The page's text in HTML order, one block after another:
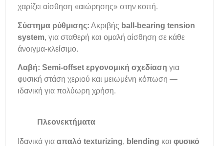
χαρίζει αίσθηση «αιώρησης» στην κοπή.
Σύστημα ρύθμισης: Ακριβής ball-bearing tension
system, για σταθερή και ομαλή αίσθηση σε κάθε
άνοιγμα-κλείσιμο.
Λαβή: Semi-offset εργονομική σχεδίαση για
φυσική στάση χεριού και μειωμένη κόπωση —
ιδανική για πολύωρη χρήση.
Πλεονεκτήματα
Ιδανικά για απαλό texturizing, blending και φυσικό